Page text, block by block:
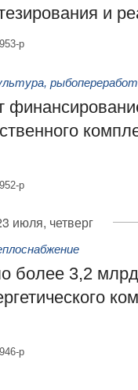
и
р
р
июля, четверг
более 3,2
р